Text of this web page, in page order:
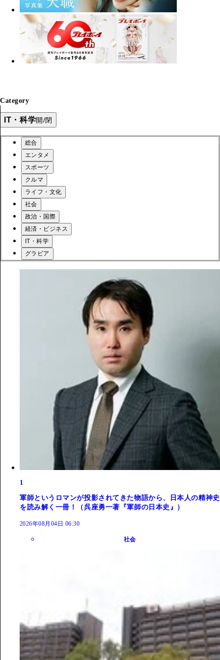
Category
IT・科学開/閉
総合
エンタメ
スポーツ
クルマ
ライフ・文化
社会
政治・国際
経済・ビジネス
IT・科学
グラビア
1
軍師というロマンが投影されてきた物語から、日本人の精神史
を読み解く一冊！（呉座勇一著『軍師の日本史』）
2026年08月04日 06:30
社会